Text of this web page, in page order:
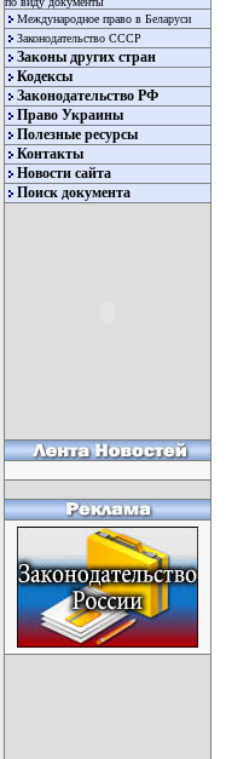
Международное право в Беларуси
Законодательство СССР
Законы других стран
Кодексы
Законодательство РФ
Право Украины
Полезные ресурсы
Контакты
Новости сайта
Поиск документа